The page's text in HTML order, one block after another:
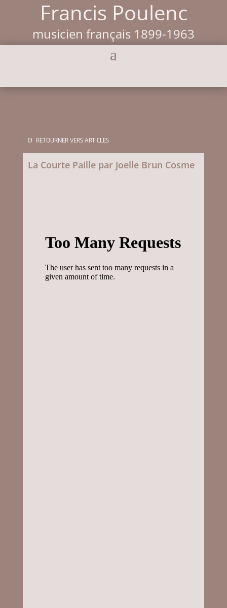
Francis Poulenc
musicien français 1899-1963
RETOURNER VERS ARTICLES
La Courte Paille par Joelle Brun Cosme